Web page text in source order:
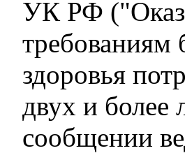
УК РФ
требованиям
здоровья
двух и более
сообщении